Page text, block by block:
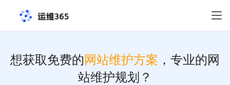
想获取免费的网站维护方案 ，专业的网
站维护规划？